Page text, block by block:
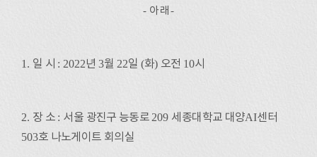
- 아 래 -
1. 일 시 : 2022년3월 22일 (화) 오전 10시
2. 장 소 : 서울 광진구 능동로209 세종대학교 대양AI센터
503호 나노게이트 회의실